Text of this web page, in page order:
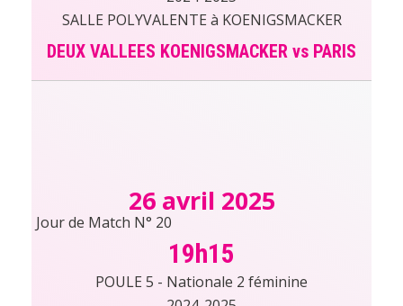
SALLE POLYVALENTE à KOENIGSMACKER
DEUX VALLEES KOENIGSMACKER vs PARIS
26 avril 2025
Jour de Match N° 20
19h15
POULE 5 - Nationale 2 féminine